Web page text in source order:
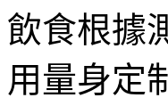
飲食根據
用量身定